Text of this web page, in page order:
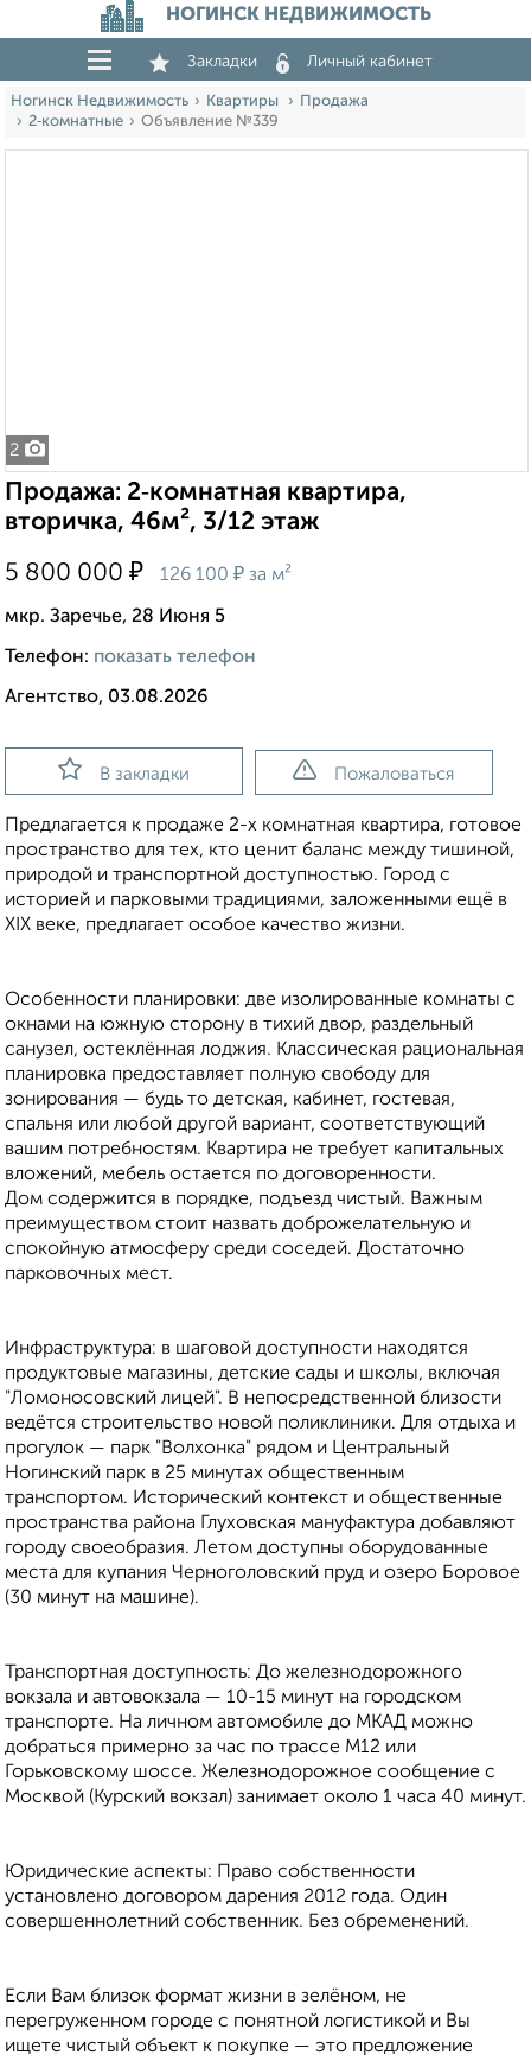
НОГИНСК НЕДВИЖИМОСТЬ
Закладки Личный кабинет
Ногинск Недвижимость Квартиры
Продажа
2‑комнатные
Объявление №339
2
Продажа: 2‑комнатная квартира,
вторичка, 46м², 3/12 этаж
5 800 000 ₽ 126 100 ₽ за м²
мкр. Заречье, 28 Июня 5
Телефон: показать телефон
Агентство, 03.08.2026
В закладки Пожаловаться
Предлагается к продаже 2-х комнатная квартира, готовое
пространство для тех, кто ценит баланс между тишиной,
природой и транспортной доступностью. Город с
историей и парковыми традициями, заложенными ещё в
XIX веке, предлагает особое качество жизни.
Особенности планировки: две изолированные комнаты с
окнами на южную сторону в тихий двор, раздельный
санузел, остеклённая лоджия. Классическая рациональная
планировка предоставляет полную свободу для
зонирования — будь то детская, кабинет, гостевая,
спальня или любой другой вариант, соответствующий
вашим потребностям. Квартира не требует капитальных
вложений, мебель остается по договоренности.
Дом содержится в порядке, подъезд чистый. Важным
преимуществом стоит назвать доброжелательную и
спокойную атмосферу среди соседей. Достаточно
парковочных мест.
Инфраструктура: в шаговой доступности находятся
продуктовые магазины, детские сады и школы, включая
"Ломоносовский лицей". В непосредственной близости
ведётся строительство новой поликлиники. Для отдыха и
прогулок — парк "Волхонка" рядом и Центральный
Ногинский парк в 25 минутах общественным
транспортом. Исторический контекст и общественные
пространства района Глуховская мануфактура добавляют
городу своеобразия. Летом доступны оборудованные
места для купания Черноголовский пруд и озеро Боровое
(30 минут на машине).
Транспортная доступность: До железнодорожного
вокзала и автовокзала — 10-15 минут на городском
транспорте. На личном автомобиле до МКАД можно
добраться примерно за час по трассе М12 или
Горьковскому шоссе. Железнодорожное сообщение с
Москвой (Курский вокзал) занимает около 1 часа 40 минут.
Юридические аспекты: Право собственности
установлено договором дарения 2012 года. Один
совершеннолетний собственник. Без обременений.
Если Вам близок формат жизни в зелёном, не
перегруженном городе с понятной логистикой и Вы
ищете чистый объект к покупке — это предложение